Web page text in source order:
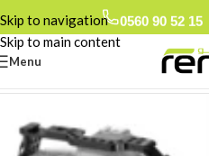
Skip to navigation
Skip to main content
0560 90 52 15
Menu